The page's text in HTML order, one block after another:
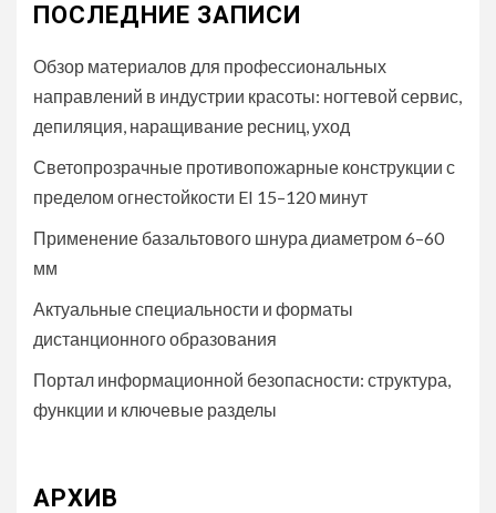
ПОСЛЕДНИЕ ЗАПИСИ
Обзор материалов для профессиональных
направлений в индустрии красоты: ногтевой сервис,
депиляция, наращивание ресниц, уход
Светопрозрачные противопожарные конструкции с
пределом огнестойкости EI 15–120 минут
Применение базальтового шнура диаметром 6–60
мм
Актуальные специальности и форматы
дистанционного образования
Портал информационной безопасности: структура,
функции и ключевые разделы
АРХИВ